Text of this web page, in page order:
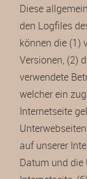
Diese
den Logfiles
können die (1)
Versionen, (2)
verwendete
welcher ein
Internetseite
auf unserer
Datum und die